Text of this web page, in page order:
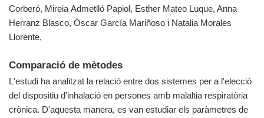
Corberó, Mireia Admetlló Papiol, Esther Mateo Luque, Anna
Herranz Blasco, Óscar García Mariñoso i Natalia Morales
Llorente,
Comparació de mètodes
L'estudi ha analitzat la relació entre dos sistemes per a l'elecció
del dispositiu d'inhalació en persones amb malaltia respiratòria
crònica. D'aquesta manera, es van estudiar els paràmetres de